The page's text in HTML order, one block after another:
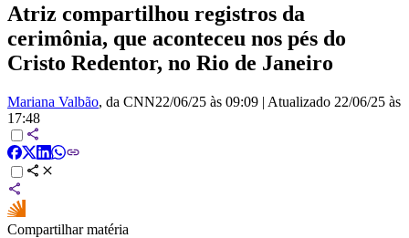
Atriz compartilhou registros da
cerimônia, que aconteceu nos pés do
Cristo Redentor, no Rio de Janeiro
Mariana Valbão, da CNN22/06/25 às 09:09 | Atualizado 22/06/25 às
17:48
Compartilhar matéria